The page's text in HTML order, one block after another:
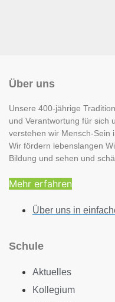
Über uns
Unsere 400-jährige
und Verantwortung für sich
verstehen wir Mensch-Sein
Wir fördern lebenslangen
Bildung und sehen und
Mehr erfahren
Über uns in
Schule
Aktuelles
Kollegium